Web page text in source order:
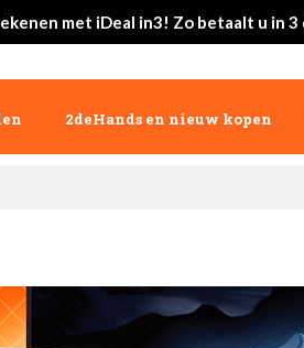
met iDeal in3! Zo betaalt u in
2deHands en nieuw kopen